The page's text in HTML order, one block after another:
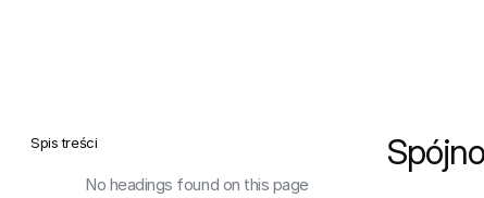
Spis treści
No headings found on this page